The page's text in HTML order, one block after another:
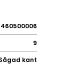
460500006
9
kant